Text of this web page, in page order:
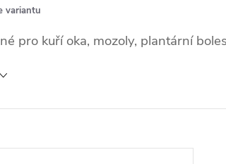
variantu
pro kuří oka, mozoly, plantární